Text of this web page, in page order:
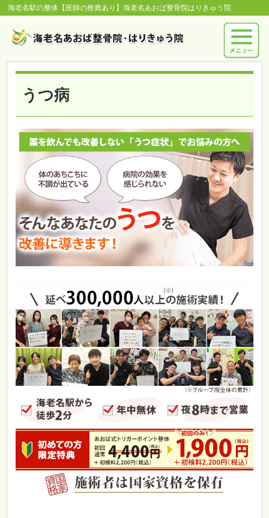
海老名駅の整体【医師の推薦あり】海老名あおば整骨院はりきゅう院
うつ病